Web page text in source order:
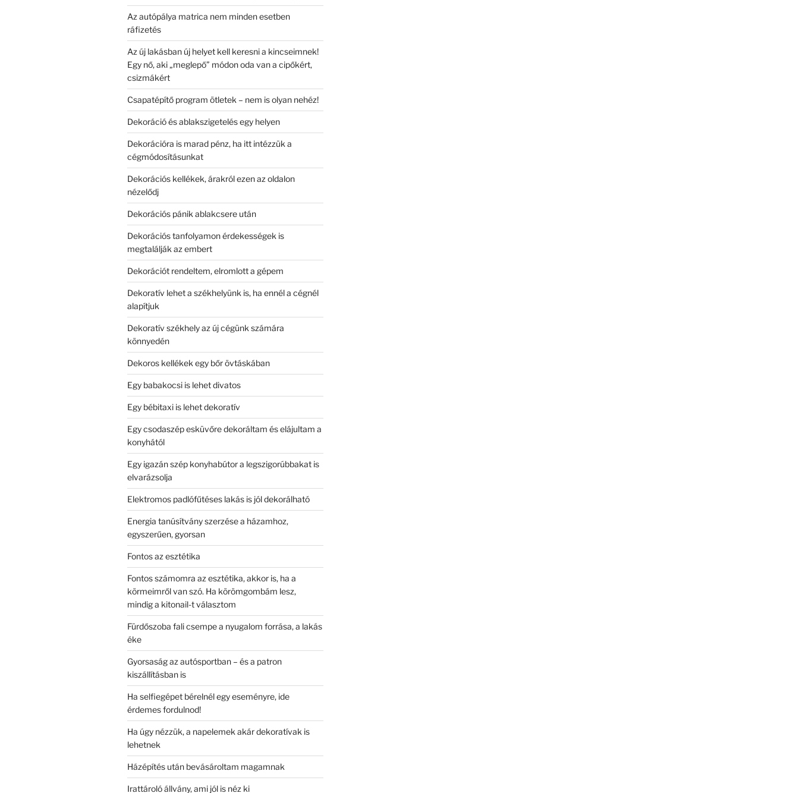
Az autópálya matrica nem minden esetben
ráfizetés
Az új lakásban új helyet kell keresni a kincseimnek!
Egy nő, aki „meglepő” módon oda van a cipőkért,
csizmákért
Csapatépítő program ötletek – nem is olyan nehéz!
Dekoráció és ablakszigetelés egy helyen
Dekorációra is marad pénz, ha itt intézzük a
cégmódosításunkat
Dekorációs kellékek, árakról ezen az oldalon
nézelődj
Dekorációs pánik ablakcsere után
Dekorációs tanfolyamon érdekességek is
megtalálják az embert
Dekorációt rendeltem, elromlott a gépem
Dekoratív lehet a székhelyünk is, ha ennél a cégnél
alapítjuk
Dekoratív székhely az új cégünk számára
könnyedén
Dekoros kellékek egy bőr övtáskában
Egy babakocsi is lehet divatos
Egy bébitaxi is lehet dekoratív
Egy csodaszép esküvőre dekoráltam és elájultam a
konyhától
Egy igazán szép konyhabútor a legszigorúbbakat is
elvarázsolja
Elektromos padlófűtéses lakás is jól dekorálható
Energia tanúsítvány szerzése a házamhoz,
egyszerűen, gyorsan
Fontos az esztétika
Fontos számomra az esztétika, akkor is, ha a
körmeimről van szó. Ha körömgombám lesz,
mindig a kitonail-t választom
Fürdőszoba fali csempe a nyugalom forrása, a lakás
éke
Gyorsaság az autósportban – és a patron
kiszállításban is
Ha selfiegépet bérelnél egy eseményre, ide
érdemes fordulnod!
Ha úgy nézzük, a napelemek akár dekoratívak is
lehetnek
Házépítés után bevásároltam magamnak
Irattároló állvány, ami jól is néz ki